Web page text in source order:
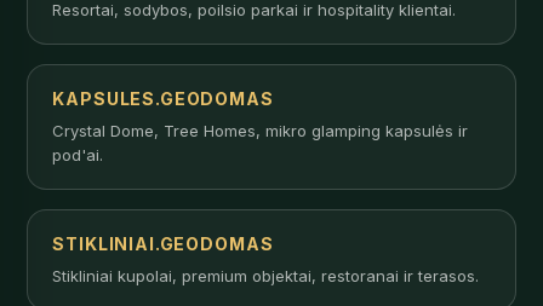
Resortai, sodybos, poilsio parkai ir hospitality klientai.
KAPSULES.GEODOMAS
Crystal Dome, Tree Homes, mikro glamping kapsulės ir
pod'ai.
STIKLINIAI.GEODOMAS
Stikliniai kupolai, premium objektai, restoranai ir terasos.